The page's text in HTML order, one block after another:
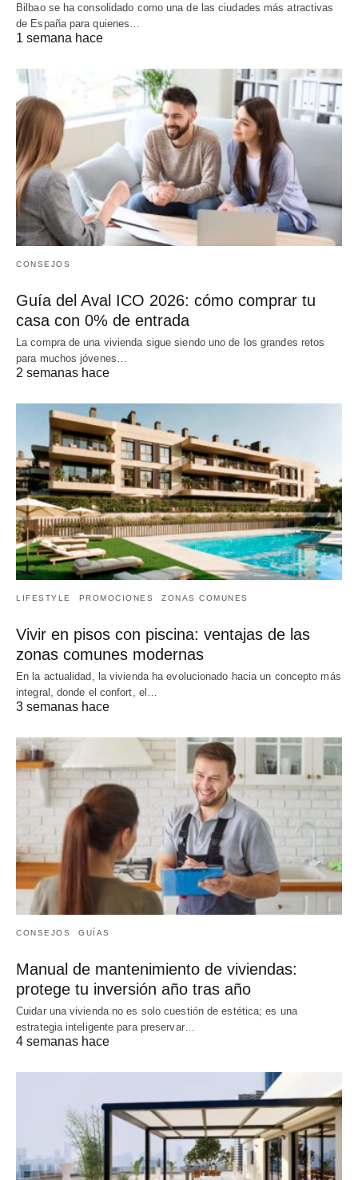
Bilbao se ha consolidado como una de las ciudades más atractivas
de España para quienes…
1 semana hace
CONSEJOS
Guía del Aval ICO 2026: cómo comprar tu
casa con 0% de entrada
La compra de una vivienda sigue siendo uno de los grandes retos
para muchos jóvenes…
2 semanas hace
LIFESTYLE PROMOCIONES ZONAS COMUNES
Vivir en pisos con piscina: ventajas de las
zonas comunes modernas
En la actualidad, la vivienda ha evolucionado hacia un concepto más
integral, donde el confort, el…
3 semanas hace
CONSEJOS GUÍAS
Manual de mantenimiento de viviendas:
protege tu inversión año tras año
Cuidar una vivienda no es solo cuestión de estética; es una
estrategia inteligente para preservar…
4 semanas hace